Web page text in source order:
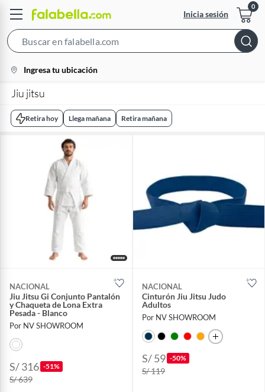
Inicia sesión
Bar
location-
icon
Ingresa tu ubicación
Jiu jitsu
Retira hoy Llega mañana Retira mañana
NACIONAL
Jiu Jitsu Gi Conjunto Pantalón
y Chaqueta de Lona Extra
Pesada - Blanco
Por NV SHOWROOM
S/ 316 -51%
S/ 639
NACIONAL
Cinturón Jiu Jitsu Judo
Adultos
Por NV SHOWROOM
S/ 59 -50%
S/ 119